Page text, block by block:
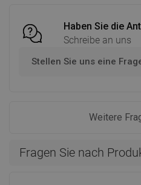
Haben Sie die
Schreibe an uns
Stellen Sie uns eine
Weitere
Fragen Sie nach